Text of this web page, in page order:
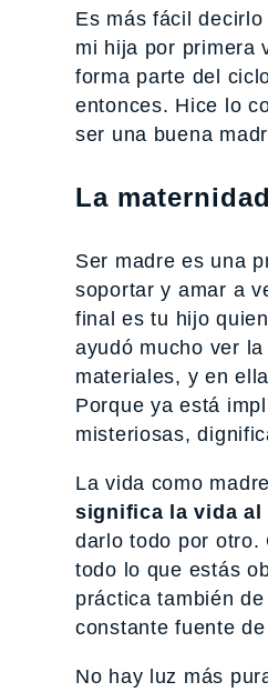
Es más fácil
mi hija por primera
forma parte del
entonces. Hice lo
ser una buena
La
Ser madre es una
soportar y amar a
final es tu hijo
ayudó mucho ver
materiales, y en
Porque ya está
misteriosas,
La vida como
significa la vida al
darlo todo por otro.
todo lo que estás
práctica también
constante fuente de
No hay luz más